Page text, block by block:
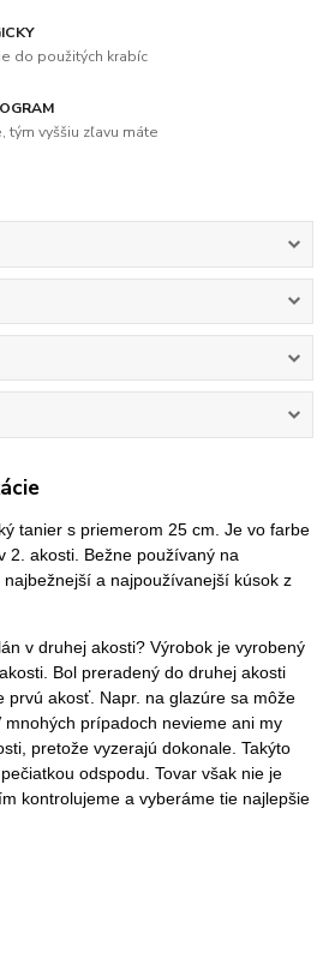
do použitých krabíc
tým vyššiu zľavu máte
tanier s priemerom 25 cm. Je vo farbe
2. akosti. Bežne používaný na
a najpoužívanejší kúsok z
v druhej akosti? Výrobok je vyrobený
Bol preradený do druhej akosti
prvú akosť. Napr. na glazúre sa môže
prípadoch nevieme ani my
pretože vyzerajú dokonale. Takýto
odspodu. Tovar však nie je
kontrolujeme a vyberáme tie najlepšie